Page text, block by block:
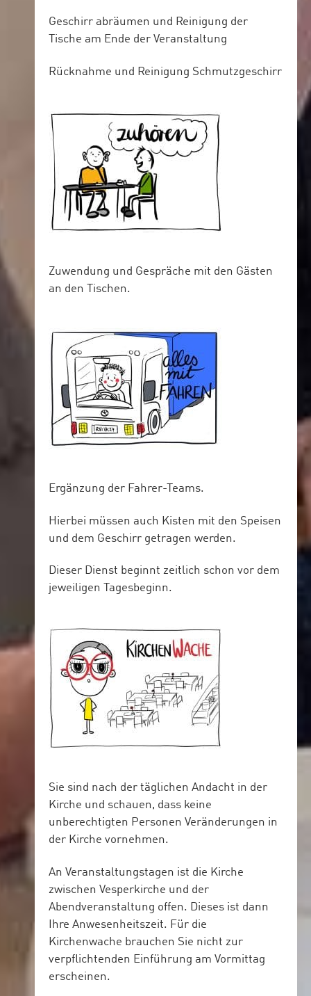
Geschirr abräumen und Reinigung der
Tische am Ende der Veranstaltung
Rücknahme und Reinigung Schmutzgeschirr
Zuwendung und Gespräche mit den Gästen
an den Tischen.
Ergänzung der Fahrer-Teams.
Hierbei müssen auch Kisten mit den Speisen
und dem Geschirr getragen werden.
Dieser Dienst beginnt zeitlich schon vor dem
jeweiligen Tagesbeginn.
Sie sind nach der täglichen Andacht in der
Kirche und schauen, dass keine
unberechtigten Personen Veränderungen in
der Kirche vornehmen.
An Veranstaltungstagen ist die Kirche
zwischen Vesperkirche und der
Abendveranstaltung offen. Dieses ist dann
Ihre Anwesenheitszeit. Für die
Kirchenwache brauchen Sie nicht zur
verpflichtenden Einführung am Vormittag
erscheinen.